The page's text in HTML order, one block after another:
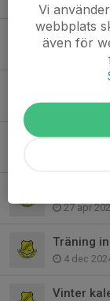
träning
21 maj
9 maj
Träning
27 apr
Träning
4 dec
Vinter
Vi
webbplats
även för